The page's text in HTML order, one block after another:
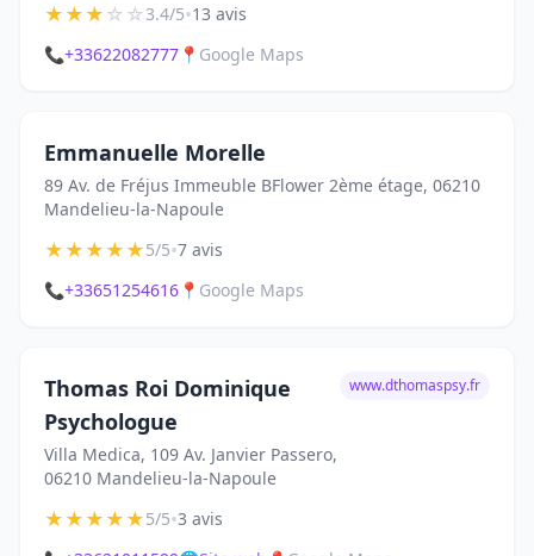
★★★☆☆3.4/5•13 avis
📞+33622082777 📍 Google Maps
Emmanuelle Morelle
89 Av. de Fréjus Immeuble BFlower 2ème étage, 06210
Mandelieu-la-Napoule
★★★★★5/5•7 avis
📞+33651254616 📍 Google Maps
Thomas Roi Dominique
Psychologue
Villa Medica, 109 Av. Janvier Passero,
06210 Mandelieu-la-Napoule
www.dthomaspsy.fr
★★★★★5/5•3 avis